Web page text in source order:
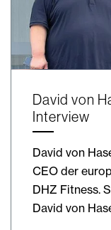
David von
Interview
David von
CEO der
DHZ Fitness.
David von